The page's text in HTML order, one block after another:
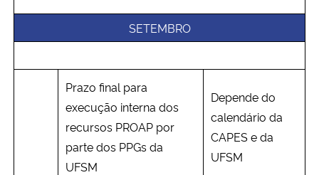
SETEMBRO
Prazo final para
execução interna dos
recursos PROAP por
parte dos PPGs da
UFSM
Depende do
calendário da
CAPES e da
UFSM